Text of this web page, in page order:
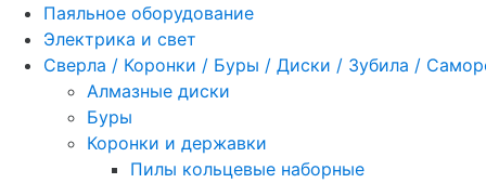
Паяльное оборудование
Электрика и свет
Сверла / Коронки / Буры / Диски / Зубила /
Алмазные диски
Буры
Коронки и державки
Пилы кольцевые наборные